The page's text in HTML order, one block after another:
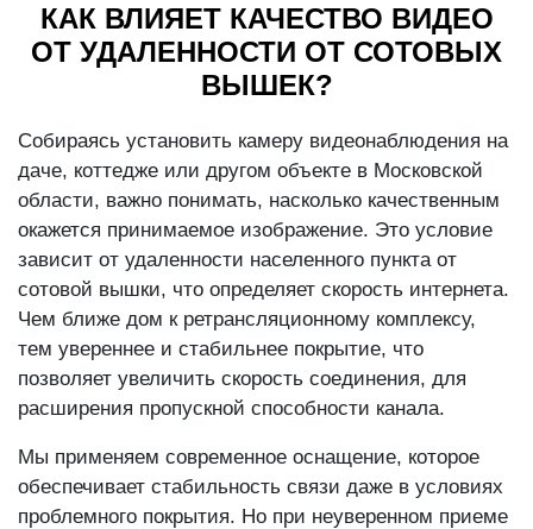
КАК ВЛИЯЕТ КАЧЕСТВО ВИДЕО
ОТ УДАЛЕННОСТИ ОТ СОТОВЫХ
ВЫШЕК?
Собираясь установить камеру видеонаблюдения на
даче, коттедже или другом объекте в Московской
области, важно понимать, насколько качественным
окажется принимаемое изображение. Это условие
зависит от удаленности населенного пункта от
сотовой вышки, что определяет скорость интернета.
Чем ближе дом к ретрансляционному комплексу,
тем увереннее и стабильнее покрытие, что
позволяет увеличить скорость соединения, для
расширения пропускной способности канала.
Мы применяем современное оснащение, которое
обеспечивает стабильность связи даже в условиях
проблемного покрытия. Но при неуверенном приеме